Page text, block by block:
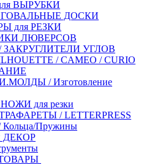
ВЫРУБКИ
ДОСКИ
для РЕЗКИ
ЛЮВЕРСОВ
УГЛОВ
/ CAMEO / CURIO
/ Изготовление
для резки
/ LETTERPRESS
Пружины
ДЕКОР